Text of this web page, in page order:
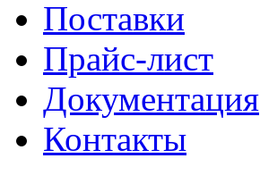
Поставки
Прайс-лист
Документация
Контакты